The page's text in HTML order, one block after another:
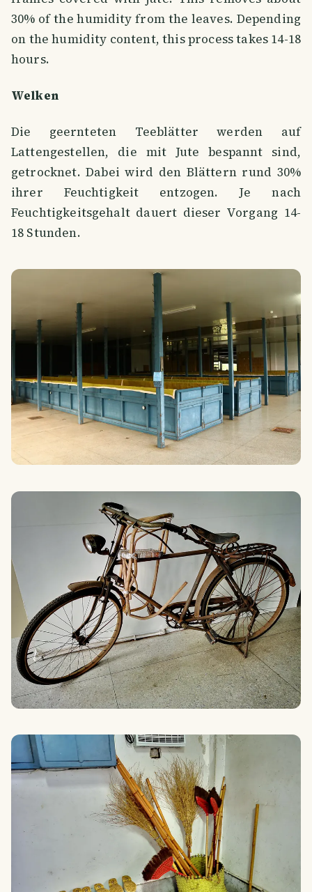
30% of the humidity from the leaves. Depending
on the humidity content, this process takes 14-18
hours.
Welken
Die geernteten Teeblätter werden auf
Lattengestellen, die mit Jute bespannt sind,
getrocknet. Dabei wird den Blättern rund 30%
ihrer Feuchtigkeit entzogen. Je nach
Feuchtigkeitsgehalt dauert dieser Vorgang 14-
18 Stunden.